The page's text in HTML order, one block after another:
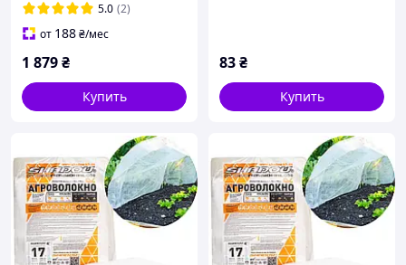
5.0 (2)
от 188₴/мес
1 879₴
Купить
83₴
Купить